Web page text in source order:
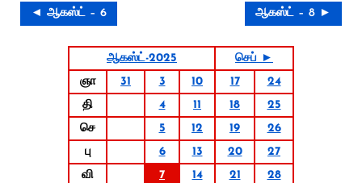
◄ ஆகஸ்ட் – 6 ஆகஸ்ட் – 8 ►
ஆகஸ்ட்-2025
செப் ►
ஞா
31 3 10 17
24
தி
4 11 18
25
செ
5 12 19
26
பு
6 13 20
27
வி
7 14 21
28